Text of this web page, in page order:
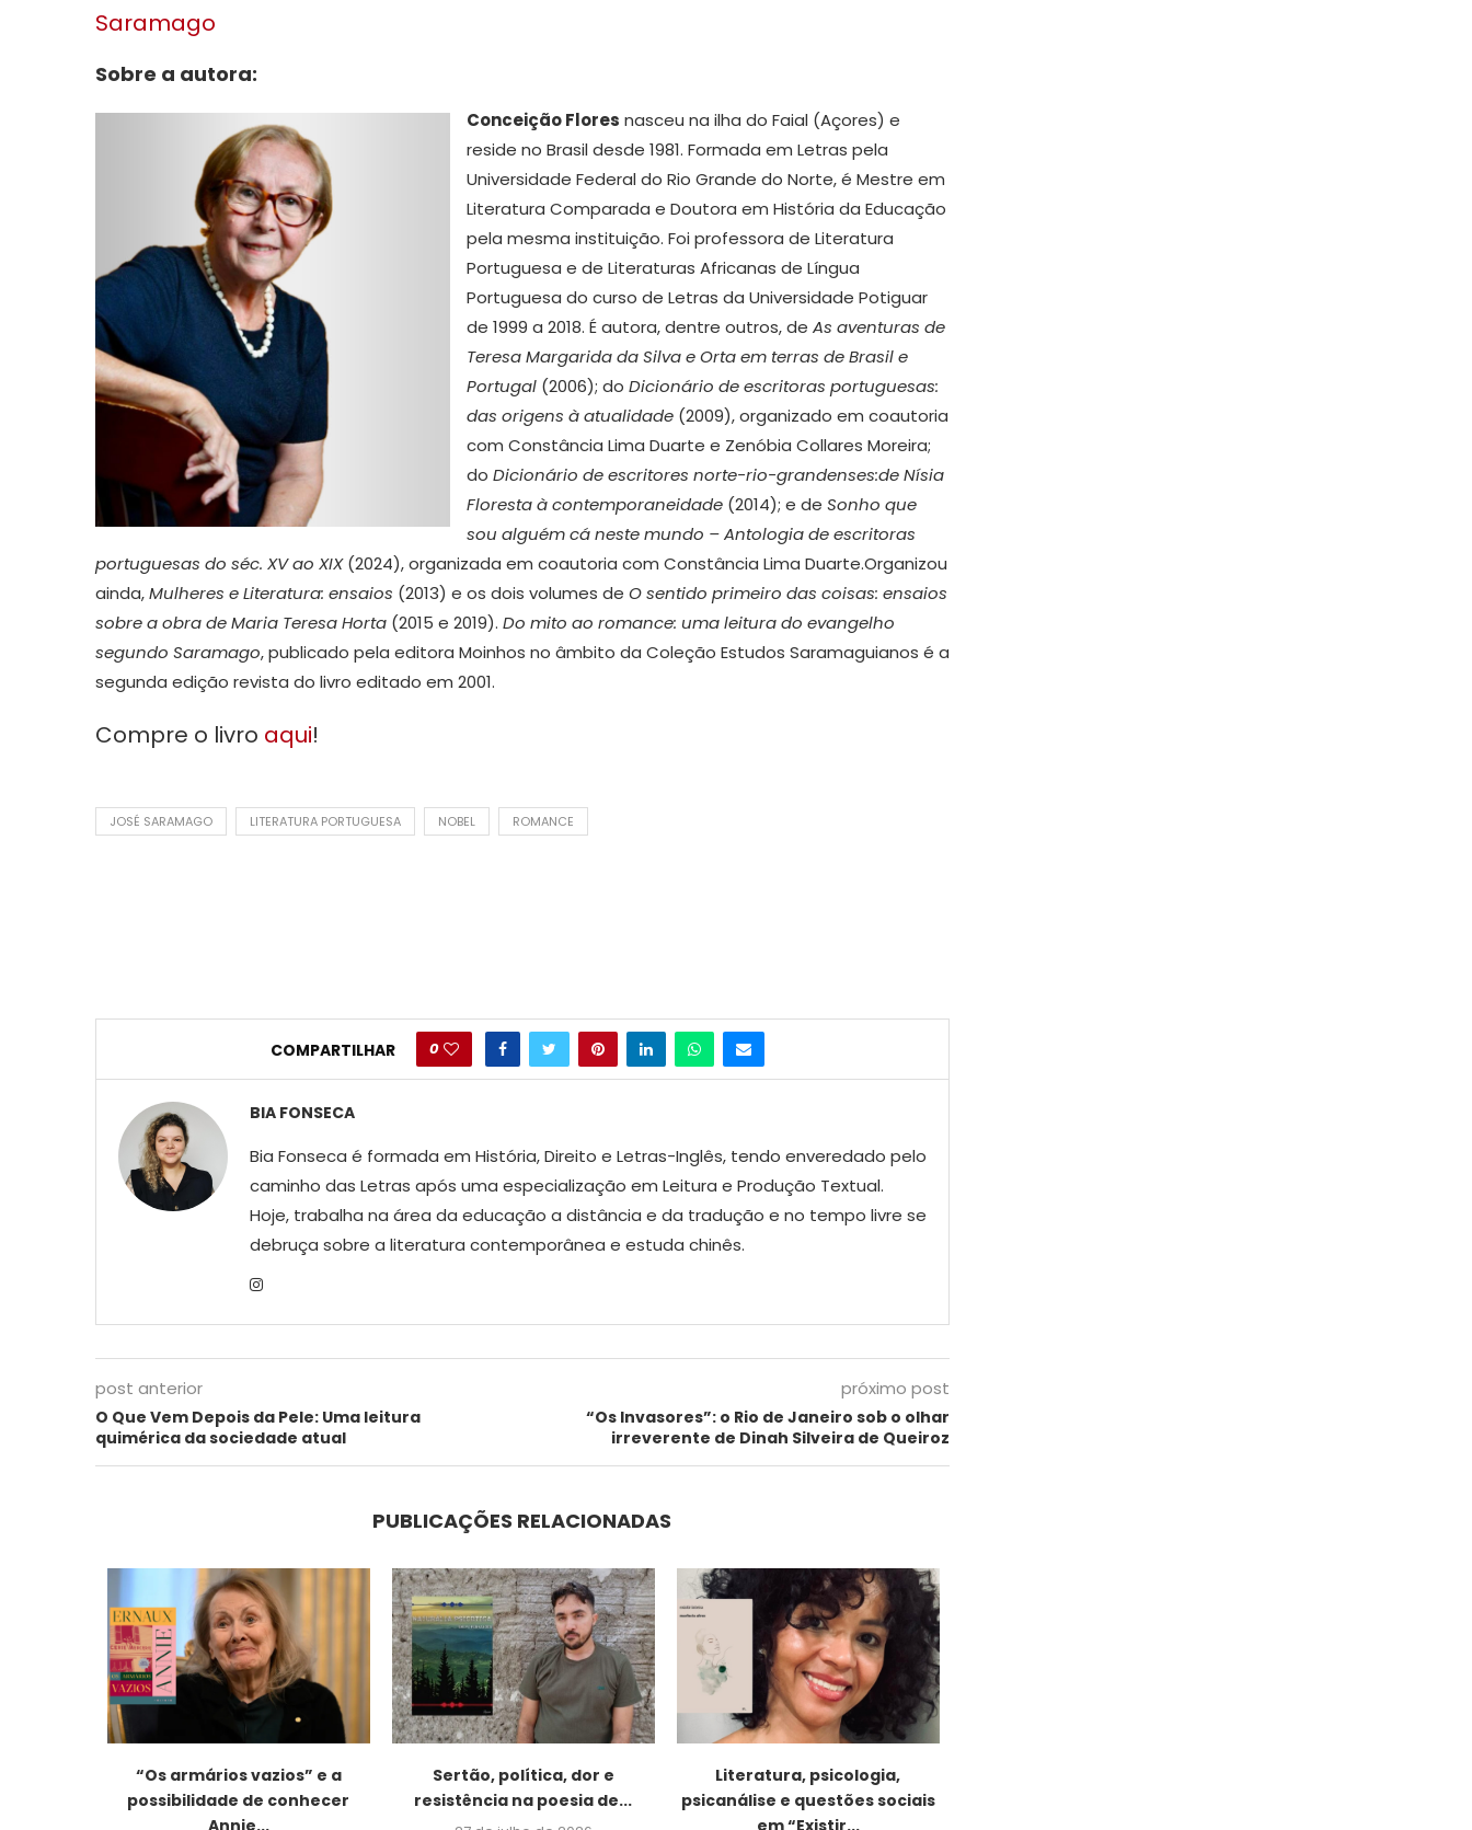
Saramago
Sobre a autora:
Conceição Flores nasceu na ilha do Faial (Açores) e
reside no Brasil desde 1981. Formada em Letras pela
Universidade Federal do Rio Grande do Norte, é Mestre em
Literatura Comparada e Doutora em História da Educação
pela mesma instituição. Foi professora de Literatura
Portuguesa e de Literaturas Africanas de Língua
Portuguesa do curso de Letras da Universidade Potiguar
de 1999 a 2018. É autora, dentre outros, de As aventuras de
Teresa Margarida da Silva e Orta em terras de Brasil e
Portugal (2006); do Dicionário de escritoras portuguesas:
das origens à atualidade (2009), organizado em coautoria
com Constância Lima Duarte e Zenóbia Collares Moreira;
do Dicionário de escritores norte-rio-grandenses:de Nísia
Floresta à contemporaneidade (2014); e de Sonho que
sou alguém cá neste mundo – Antologia de escritoras
portuguesas do séc. XV ao XIX(2024), organizada em coautoria com Constância Lima Duarte.Organizou
ainda,Mulheres e Literatura: ensaios (2013) e os dois volumes de O sentido primeiro das coisas: ensaios
sobre a obra de Maria Teresa Horta (2015 e 2019). Do mito ao romance: uma leitura do evangelho
segundo Saramago, publicado pela editora Moinhos no âmbito da Coleção Estudos Saramaguianos é a
segunda edição revista do livro editado em 2001.
Compre o livro aqui!
JOSÉ SARAMAGO LITERATURA PORTUGUESA NOBEL ROMANCE
COMPARTILHAR 0
BIA FONSECA
Bia Fonseca é formada em História, Direito e Letras-Inglês, tendo enveredado pelo
caminho das Letras após uma especialização em Leitura e Produção Textual.
Hoje, trabalha na área da educação a distância e da tradução e no tempo livre se
debruça sobre a literatura contemporânea e estuda chinês.
post anterior
O Que Vem Depois da Pele: Uma leitura
quimérica da sociedade atual
próximo post
“Os Invasores”: o Rio de Janeiro sob o olhar
irreverente de Dinah Silveira de Queiroz
PUBLICAÇÕES RELACIONADAS
“Os armários vazios” e a
possibilidade de conhecer
Annie...
Sertão, política, dor e
resistência na poesia de...
Literatura, psicologia,
psicanálise e questões sociais
em “Existir...